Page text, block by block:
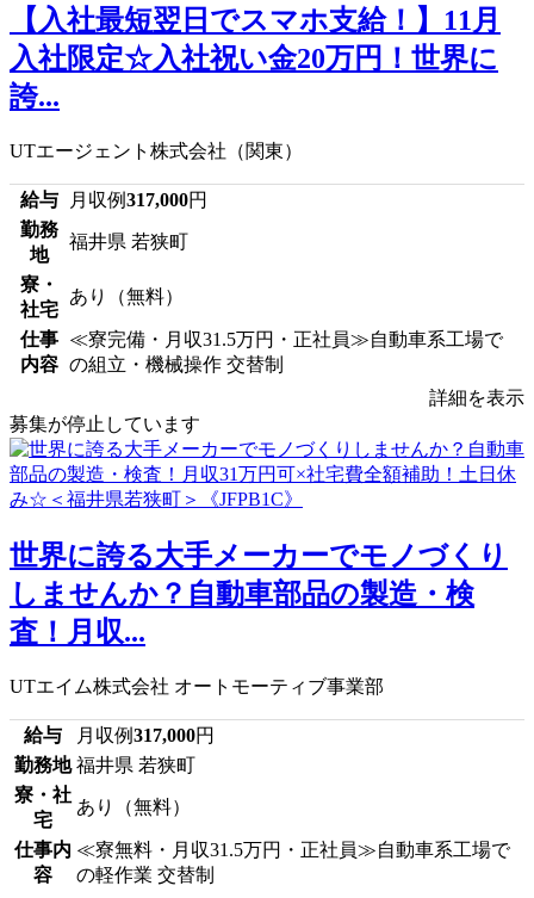
【入社最短翌日でスマホ支給！】11月
入社限定☆入社祝い金20万円！世界に
誇...
UTエージェント株式会社（関東）
給与 月収例317,000円
勤務
地
福井県 若狭町
寮・
社宅
あり（無料）
仕事
内容
≪寮完備・月収31.5万円・正社員≫自動車系工場で
の組立・機械操作 交替制
詳細を表示
募集が停止しています
世界に誇る大手メーカーでモノづくり
しませんか？自動車部品の製造・検
査！月収...
UTエイム株式会社 オートモーティブ事業部
給与 月収例317,000円
勤務地 福井県 若狭町
寮・社
宅
あり（無料）
仕事内
容
≪寮無料・月収31.5万円・正社員≫自動車系工場で
の軽作業 交替制